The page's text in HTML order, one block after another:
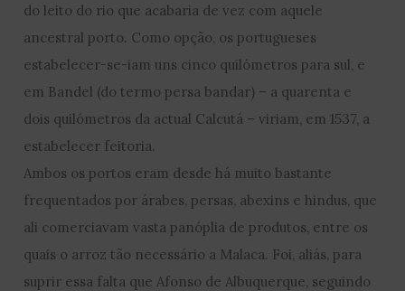
do leito do rio que acabaria de vez com aquele
ancestral porto. Como opção, os portugueses
estabelecer-se-iam uns cinco quilómetros para sul, e
em Bandel (do termo persa bandar) – a quarenta e
dois quilómetros da actual Calcutá – viriam, em 1537, a
estabelecer feitoria.
Ambos os portos eram desde há muito bastante
frequentados por árabes, persas, abexins e hindus, que
ali comerciavam vasta panóplia de produtos, entre os
quais o arroz tão necessário a Malaca. Foi, aliás, para
suprir essa falta que Afonso de Albuquerque, seguindo